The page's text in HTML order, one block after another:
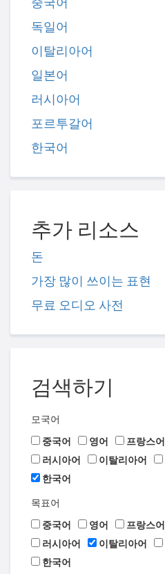
독일어
이탈리아어
일본어
러시아어
포르투갈어
한국어
추가 리소스
돈
가장 많이 쓰이는 표현
무료 오디오 사전
검색하기
모국어
중국어
영어 프랑스어
러시아어
이탈리아어
한국어
목표어
중국어
영어 프랑스어
러시아어
이탈리아어
한국어